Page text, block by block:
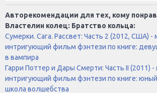
Авторекомендации для тех, кому
Властелин колец: Братство кольца:
Сумерки. Сага. Рассвет: Часть 2 (2012, США) -
интригующий фильм фэнтези по книге:
в вампира
Гарри Поттер и Дары Смерти: Часть II (2011)
интригующий фильм фэнтези по книге:
школа волшебства